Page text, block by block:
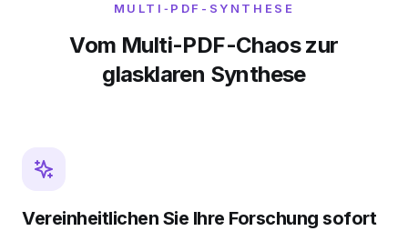
MULTI‑PDF-SYNTHESE
Vom Multi-PDF-Chaos zur
glasklaren Synthese
Vereinheitlichen Sie Ihre Forschung sofort